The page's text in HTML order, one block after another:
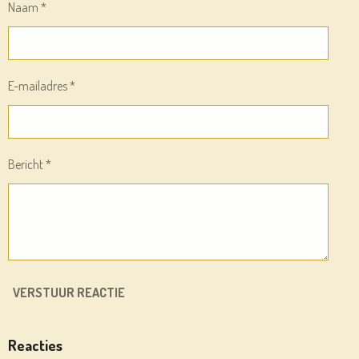
Naam *
E-mailadres *
Bericht *
VERSTUUR REACTIE
Reacties